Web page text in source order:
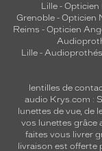
Lille - Opticien
Grenoble - Opticien
Reims - Opticien
Lille-
lentilles de
audio Krys.com :
lunettes de vue, de
vos lunettes grâce
faites vous livrer
livraison est offerte